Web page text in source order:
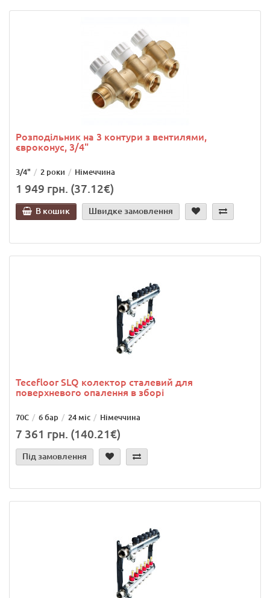
Розподільник на 3 контури з вентилями,
євроконус, 3/4"
3/4" 2 роки Німеччина
1 949 грн. (37.12€)
В кошик Швидке замовлення
Tecefloor SLQ колектор сталевий для
поверхневого опалення в зборі
70С 6 бар 24 міс Німеччина
7 361 грн. (140.21€)
Під замовлення